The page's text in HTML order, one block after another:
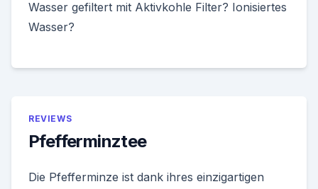
Wasser gefiltert mit Aktivkohle Filter? Ionisiertes
Wasser?
REVIEWS
Pfefferminztee
Die Pfefferminze ist dank ihres einzigartigen